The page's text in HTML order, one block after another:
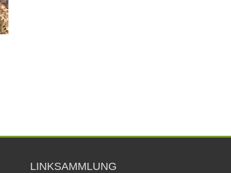
LINKSAMMLUNG